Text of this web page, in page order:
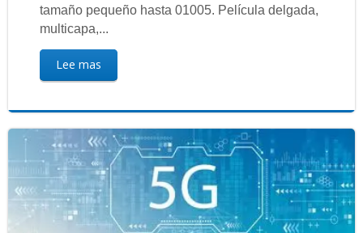
tamaño pequeño hasta 01005. Película delgada,
multicapa,...
Lee mas